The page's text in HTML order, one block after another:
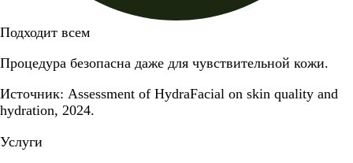
Подходит всем
Процедура безопасна даже для чувствительной кожи.
Источник: Assessment of HydraFacial on skin quality and
hydration, 2024.
Услуги